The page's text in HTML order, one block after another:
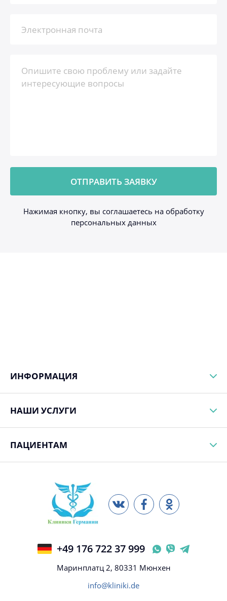
Нажимая кнопку, вы соглашаетесь на обработку
персональных данных
ИНФОРМАЦИЯ
НАШИ УСЛУГИ
ПАЦИЕНТАМ
+49 176 722 37 999
Маринплатц 2, 80331 Мюнхен
info@kliniki.de